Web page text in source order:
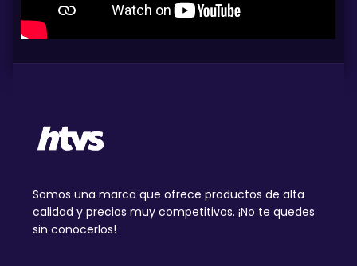
Somos una marca que ofrece productos de alta
calidad y precios muy competitivos. ¡No te quedes
sin conocerlos!